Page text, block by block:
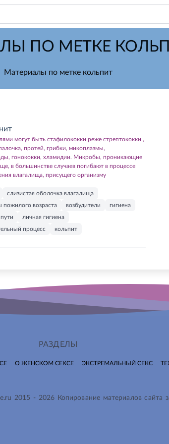
ПО МЕТКЕ
Материалы по метке кольпит
могут быть стафилококки реже стрептококки ,
протей, грибки, микоплазмы,
гонококки, хламидии. Микробы, проникающие
в большинстве случаев погибают в процессе
влагалища, присущего организму
слизистая оболочка влагалища
возраста
возбудители
гигиена
личная гигиена
процесс
кольпит
РАЗДЕЛЫ
О ЖЕНСКОМ СЕКСЕ ЭКСТРЕМАЛЬНЫЙ СЕКС
2015 - 2026 Копирование материалов сайта